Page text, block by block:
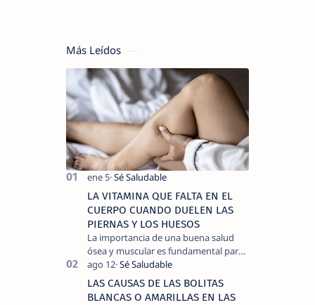
Más Leídos
LA VITAMINA QUE FALTA EN EL
CUERPO CUANDO DUELEN LAS
PIERNAS Y LOS HUESOS
La importancia de una buena salud
ósea y muscular es fundamental para
llevar una vida activa y sin dolor,
cuando experimentamos dolor en las
piernas …
LAS CAUSAS DE LAS BOLITAS
BLANCAS O AMARILLAS EN LAS